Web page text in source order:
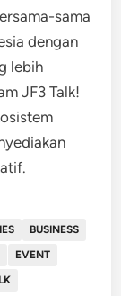
sama
dengan
lebih
JF3 Talk!
BUSINESS
EVENT